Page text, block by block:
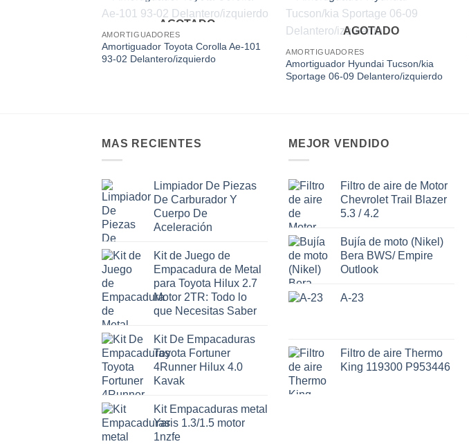
AGOTADO
AMORTIGUADORES
Amortiguador Toyota Corolla Ae-101
93-02 Delantero/izquierdo
AGOTADO
AMORTIGUADORES
Amortiguador Hyundai Tucson/kia
Sportage 06-09 Delantero/izquierdo
MAS RECIENTES
Limpiador De Piezas
De Carburador Y
Cuerpo De
Aceleración
Kit de Juego de
Empacadura de Metal
para Toyota Hilux 2.7
Motor 2TR: Todo lo
que Necesitas Saber
Kit De Empacaduras
Toyota Fortuner
4Runner Hilux 4.0
Kavak
Kit Empacaduras metal
Yaris 1.3/1.5 motor
1nzfe
MEJOR VENDIDO
Filtro de aire de Motor
Chevrolet Trail Blazer
5.3 / 4.2
Bujía de moto (Nikel)
Bera BWS/ Empire
Outlook
A-23
Filtro de aire Thermo
King 119300 P953446